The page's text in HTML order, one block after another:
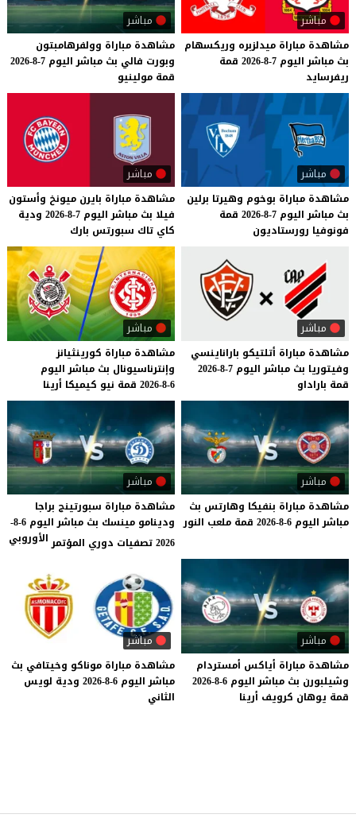
مباشر
مشاهدة مباراة ميدلزبره وريكسهام
بث مباشر اليوم 7-8-2026
قمة
ريفرسايد
مباشر
مشاهدة مباراة وولفرهامبتون
وبورت فالي بث مباشر اليوم 7-8-2026
قمة مولينيو
مباشر
مشاهدة مباراة بوخوم وهيرتا برلين
بث مباشر اليوم 7-8-2026
قمة
فونوفيا رورستاديون
مباشر
مشاهدة مباراة بايرن ميونخ وأستون
فيلا بث مباشر اليوم 7-8-2026
ودية
كاي تاك سبورتس بارك
مباشر
مشاهدة مباراة أتلتيكو باراناينسي
وفيتوريا بث مباشر اليوم 7-8-2026
قمة باراداو
مباشر
مشاهدة مباراة كورينثيانز
وإنترناسيونال بث مباشر اليوم
6-8-2026
قمة نيو كيميكا أرينا
مباشر
مشاهدة مباراة بنفيكا وهارتس بث
مباشر اليوم 6-8-2026 قمة ملعب النور
مباشر
مشاهدة مباراة سبورتينج براجا
ودينامو مينسك بث مباشر اليوم 6-8-
2026 تصفيات دوري المؤتمر
الأوروبي
مباشر
مشاهدة مباراة أياكس أمستردام
وشيلبورن بث مباشر اليوم 6-8-2026
قمة يوهان كرويف أرينا
مباشر
مشاهدة مباراة موناكو وخيتافي بث
مباشر اليوم 6-8-2026 ودية لويس
الثاني